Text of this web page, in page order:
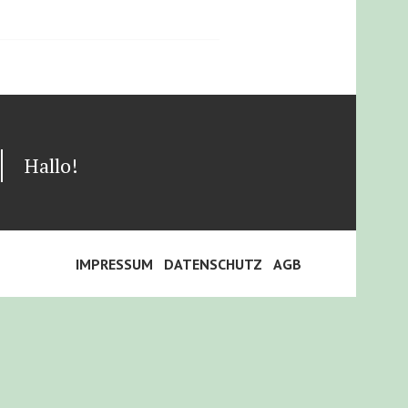
Hallo!
IMPRESSUM DATENSCHUTZ AGB